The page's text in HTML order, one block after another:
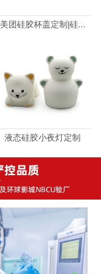
美团硅胶杯盖定制|硅...
液态硅胶小夜灯定制